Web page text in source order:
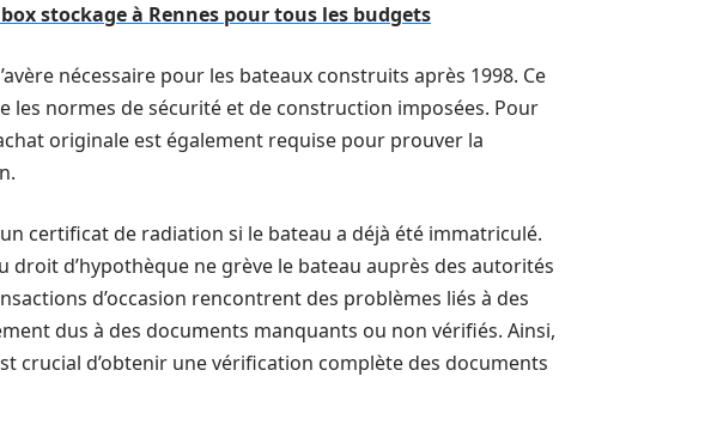
stockage à Rennes pour tous les budgets
nécessaire pour les bateaux construits après 1998. Ce
les normes de sécurité et de construction imposées. Pour
originale est également requise pour prouver la
certificat de radiation si le bateau a déjà été immatriculé.
droit d’hypothèque ne grève le bateau auprès des autorités
d’occasion rencontrent des problèmes liés à des
dus à des documents manquants ou non vérifiés. Ainsi,
crucial d’obtenir une vérification complète des documents